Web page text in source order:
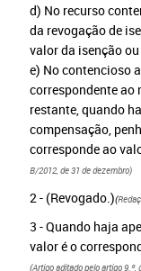
d) No recurso
da revogação de
valor da isenção
e) No contencioso
correspondente ao
restante, quando
compensação,
corresponde ao
B/2012, de 31 de dezembro)
2 - (Revogado.)(
​3 - Quando haja
valor é o
(Artigo aditado pelo artigo 9.º,